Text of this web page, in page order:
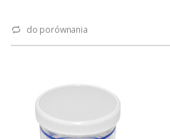
do porównania